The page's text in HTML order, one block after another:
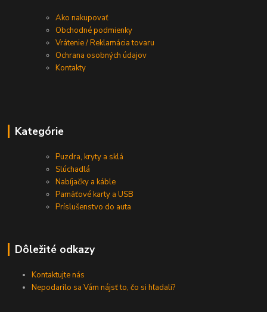
Ako nakupovať
Obchodné podmienky
Vrátenie / Reklamácia tovaru
Ochrana osobných údajov
Kontakty
Kategórie
Puzdra, kryty a sklá
Slúchadlá
Nabíjačky a káble
Pamäťové karty a USB
Príslušenstvo do auta
Dôležité odkazy
Kontaktujte nás
Nepodarilo sa Vám nájsť to, čo si hľadali?